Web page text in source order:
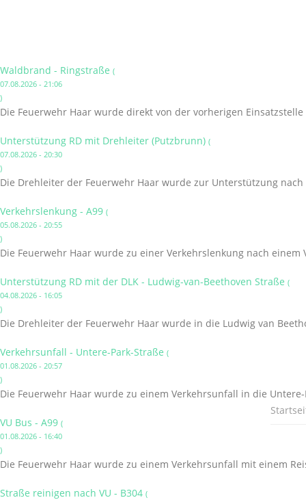
Waldbrand - Ringstraße (
07.08.2026 - 21:06
)
Die Feuerwehr Haar wurde direkt von der vorherigen
Unterstützung RD mit Drehleiter (Putzbrunn) (
07.08.2026 - 20:30
)
Die Drehleiter der Feuerwehr Haar wurde zur Unterstützung
Verkehrslenkung - A99 (
05.08.2026 - 20:55
)
Die Feuerwehr Haar wurde zu einer Verkehrslenkung nach einem
Unterstützung RD mit der DLK - Ludwig-van-Beethoven Straße (
04.08.2026 - 16:05
)
Die Drehleiter der Feuerwehr Haar wurde in die Ludwig van
Verkehrsunfall - Untere-Park-Straße (
01.08.2026 - 20:57
)
Die Feuerwehr Haar wurde zu einem Verkehrsunfall in die
VU Bus - A99 (
01.08.2026 - 16:40
)
Die Feuerwehr Haar wurde zu einem Verkehrsunfall mit einem
Straße reinigen nach VU - B304 (